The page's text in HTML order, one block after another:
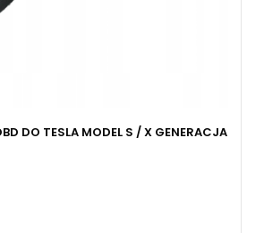
DO TESLA MODEL S / X GENERACJA